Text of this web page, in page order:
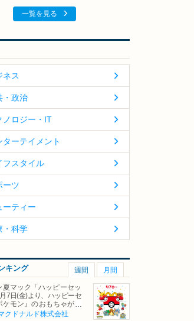
一覧を見る
ネス
・政治
ノロジー・IT
ターテイメント
フスタイル
ーツ
ーティー
・科学
キング 週間 月間
夏マック「ハッピーセッ
7日(金)より、ハッピーセ
ケモン』のおもちゃが期
クドナルド株式会社